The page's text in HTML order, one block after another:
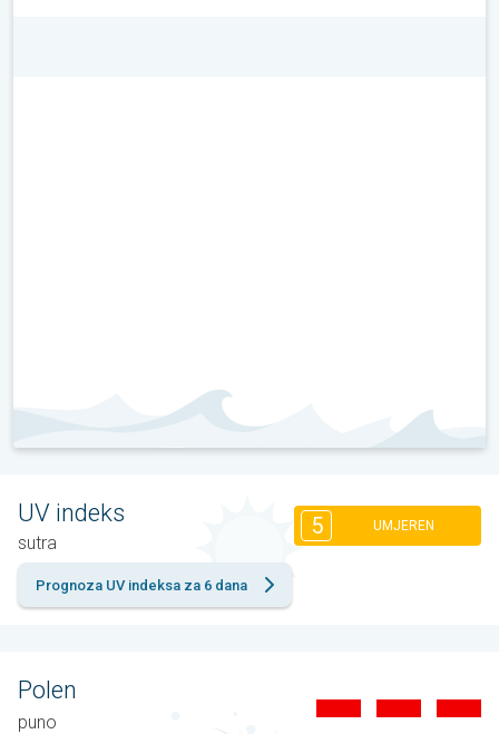
UV indeks
sutra
5 UMJEREN
Prognoza UV indeksa za 6 dana
Polen
puno